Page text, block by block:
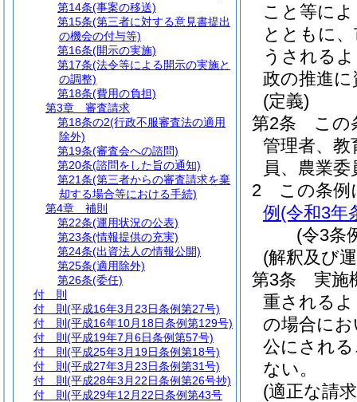
こと等に
とともに
うされる
政の推進
(定義)
第2条
この
管理者、教
員、農業
2
この条例
例 (令和3年
(令3条
(解釈及び
第3条
実施
重される
の場合に
公にされ
ない。
(適正な請
第14条(事案の移送)
第15条(第三者に対する意見書提出
の機会の付与等)
第16条(開示の実施)
第17条(法令等による開示の実施と
の調整)
第18条(費用の負担)
第3章
審査請求
第18条の2(行政不服審査法の適用
除外)
第19条(審査会への諮問)
第20条(諮問をした旨の通知)
第21条(第三者からの審査請求を棄
却する場合等における手続)
第4章
補則
第22条(運用状況の公表)
第23条(情報提供の充実)
第24条(出資法人の情報公開)
第25条(適用除外)
第26条(委任)
付 則
付 則 (平成16年3月23日条例第27号)
付 則 (平成16年10月18日条例第129号)
付 則 (平成19年7月6日条例第57号)
付 則 (平成25年3月19日条例第18号)
付 則 (平成27年3月23日条例第31号)
付 則 (平成28年3月22日条例第26号抄)
付 則 (平成29年12月22日条例第43号